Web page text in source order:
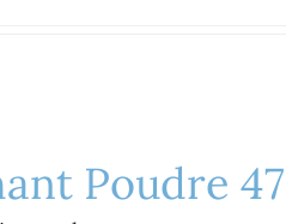
Poudre